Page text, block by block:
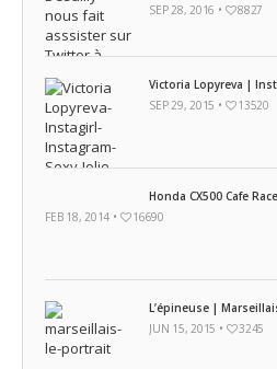
SEP 28, 2016 •
8827
Victoria Lopyreva |
SEP 29, 2015 •
13520
Honda CX500 Cafe
FEB 18, 2014 •
16690
L’épineuse |
JUN 15, 2015 •
3245